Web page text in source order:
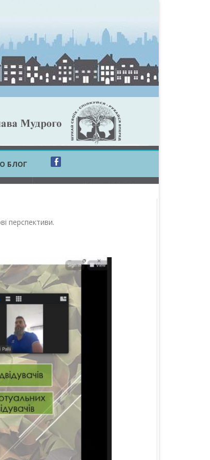
ОБЛАСТЬ
БЛОГ
перспективи.